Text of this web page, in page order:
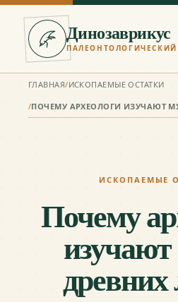
Динозаврикус
ПАЛЕОНТОЛОГИЧЕСКИЙ
ГЛАВНАЯ/ИСКОПАЕМЫЕ ОСТАТКИ
/ПОЧЕМУ АРХЕОЛОГИ ИЗУЧАЮТ
ИСКОПАЕМЫЕ
Почему